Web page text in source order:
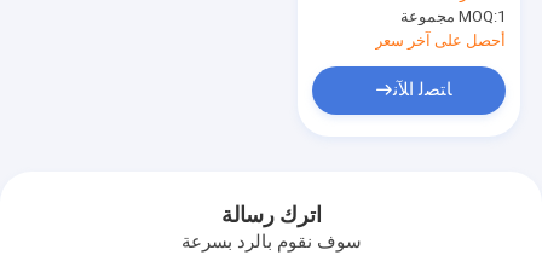
MOQ:1 مجموعة
أحصل على آخر سعر
ﺎﺘﺼﻟ ﺍﻶﻧ
اترك رسالة
سوف نقوم بالرد بسرعة